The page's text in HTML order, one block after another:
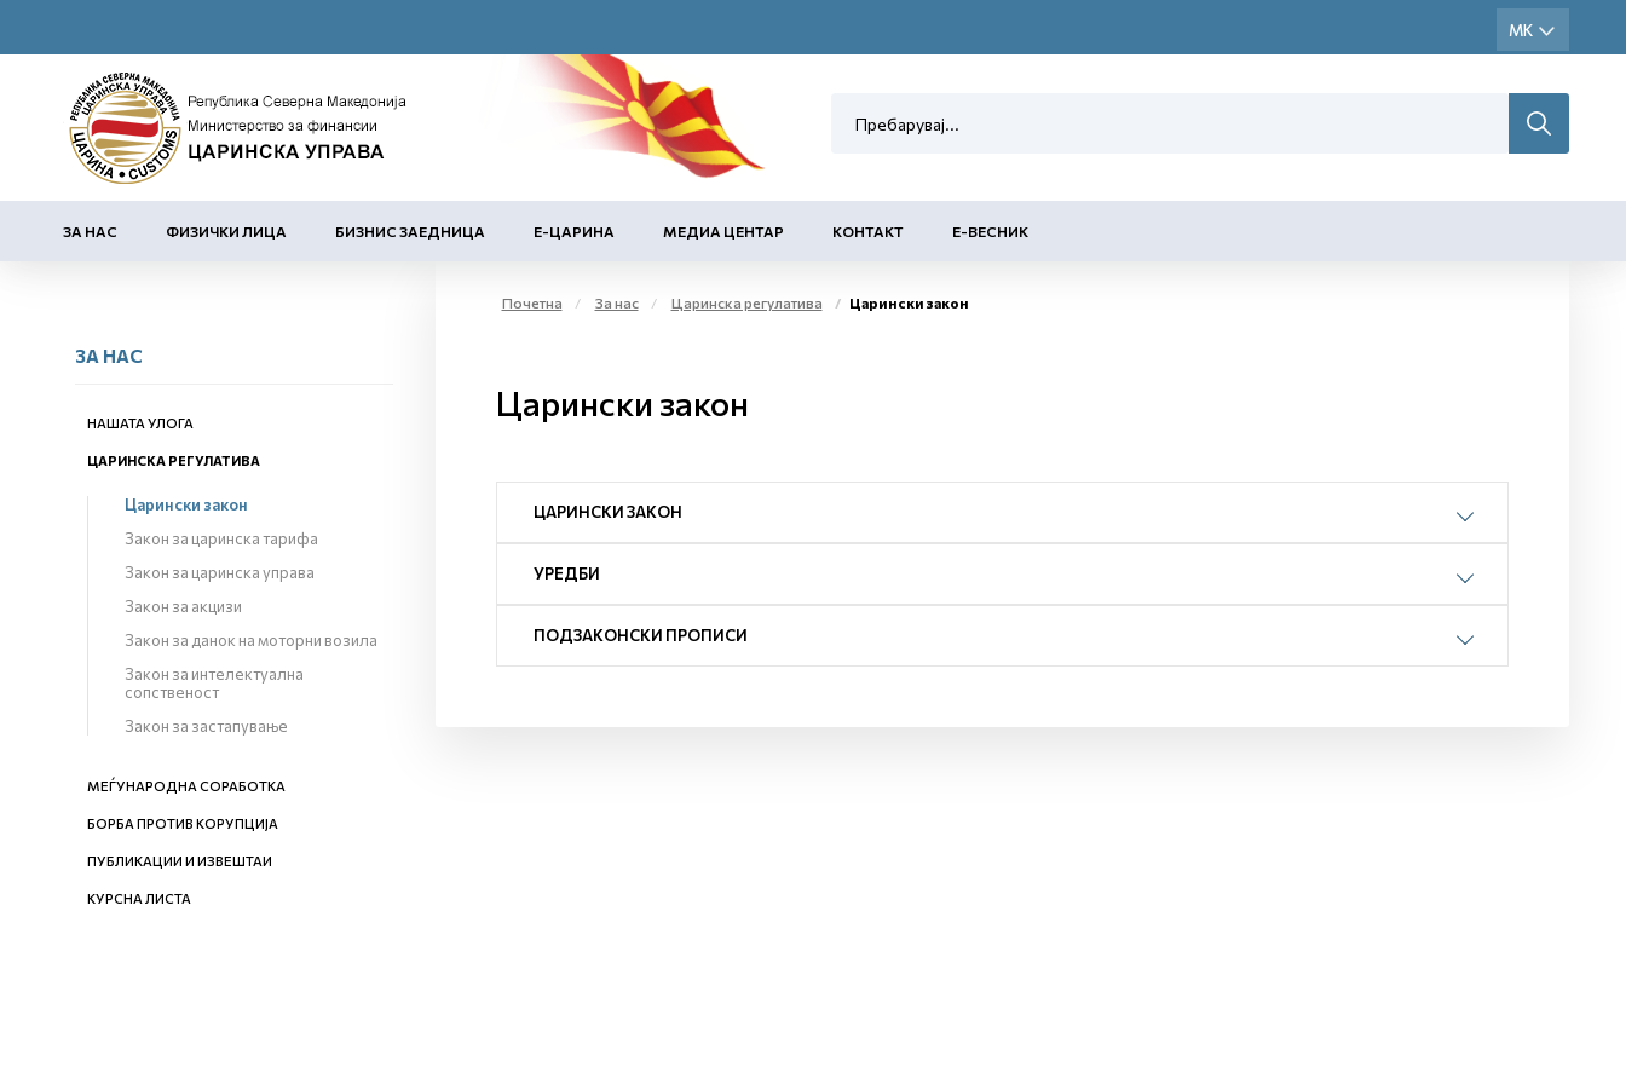
ЗА НАС ФИЗИЧКИ ЛИЦА БИЗНИС ЗАЕДНИЦА Е-ЦАРИНА МЕДИА ЦЕНТАР КОНТАКТ Е-ВЕСНИК
ЗА НАС
НАШАТА УЛОГА
ЦАРИНСКА РЕГУЛАТИВА
Царински закон
Закон за царинска тарифа
Закон за царинска управа
Закон за акцизи
Закон за данок на моторни возила
Закон за интелектуална
сопственост
Закон за застапување
МЕЃУНАРОДНА СОРАБОТКА
БОРБА ПРОТИВ КОРУПЦИЈА
ПУБЛИКАЦИИ И ИЗВЕШТАИ
КУРСНА ЛИСТА
Почетна За нас Царинска регулатива Царински закон
Царински закон
ЦАРИНСКИ ЗАКОН
УРЕДБИ
ПОДЗАКОНСКИ ПРОПИСИ